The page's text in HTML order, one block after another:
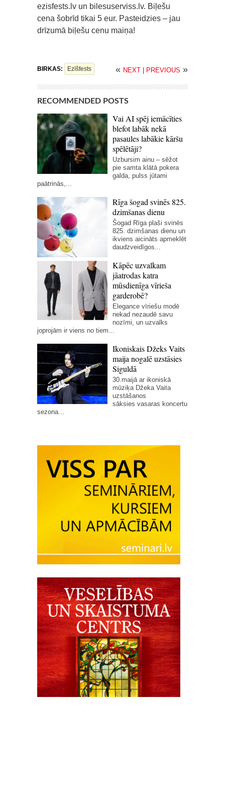
ezisfests.lv un bilesuserviss.lv. Biļešu
cena šobrīd tikai 5 eur. Pasteidzies – jau
drīzumā biļešu cenu maiņa!
BIRKAS: Ezīšfests « NEXT PREVIOUS »
RECOMMENDED POSTS
Vai AI spēj iemācīties
blefot labāk nekā
pasaules labākie kāršu
spēlētāji?
Uzbursim ainu – sēžot
pie samta klātā pokera
galda, pulss jūtami
paātrinās,...
Rīga šogad svinēs 825.
dzimšanas dienu
Šogad Rīga plaši svinēs
825. dzimšanas dienu un
ikviens aicināts apmeklēt
daudzveidīgos...
Kāpēc uzvalkam
jāatrodas katra
mūsdienīga vīrieša
garderobē?
Elegance vīriešu modē
nekad nezaudē savu
nozīmi, un uzvalks
joprojām ir viens no tiem...
Ikoniskais Džeks Vaits
maija nogalē uzstāsies
Siguldā
30.maijā ar ikoniskā
mūziķa Džeka Vaita
uzstāšanos
sāksies vasaras koncertu
sezona...